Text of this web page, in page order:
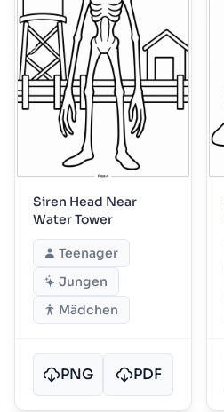
Siren Head Near
Water Tower
Teenager
Jungen
Mädchen
PNG PDF